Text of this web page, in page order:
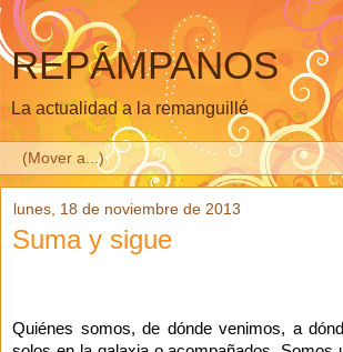
REPÁMPANOS
La actualidad a la remanguillé
lunes, 18 de noviembre de 2013
Suma y sigue
Quiénes somos, de dónde venimos, a